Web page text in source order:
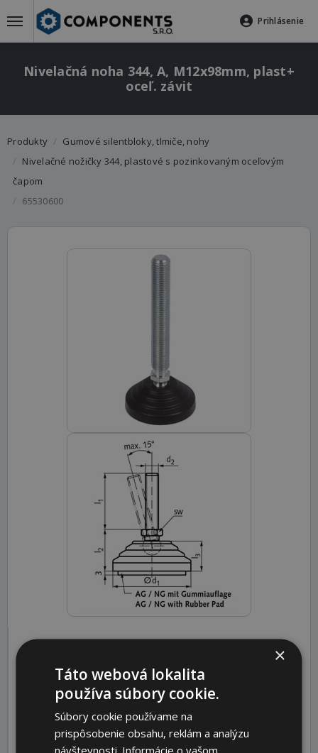
Prihlásenie
Nivelačná noha 344, A, M12x98mm, plast+
oceľ. závit
Produkty
Gumové silentbloky, tlmiče, nohy
Nivelačné nožičky 344, plastové s pozinkovaným oceľovým
čapom
65530600
Katalóg: Zobraziť
Objednávací kód:65530600
Pre pridanie produktu do košíka sa prosím
×
Táto webová lokalita
používa súbory cookie.
Súbory cookie používame na
prispôsobenie obsahu, reklám a analýzu
návštevnosti. Informácie o vašom